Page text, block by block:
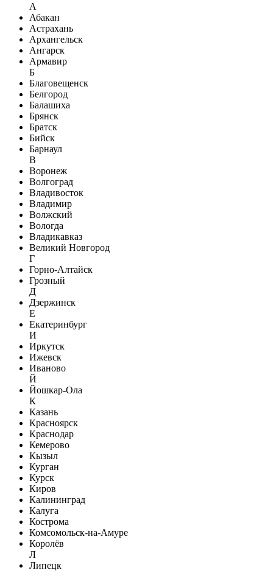
А
Абакан
Астрахань
Архангельск
Ангарск
Армавир
Б
Благовещенск
Белгород
Балашиха
Брянск
Братск
Бийск
Барнаул
В
Воронеж
Волгоград
Владивосток
Владимир
Волжский
Вологда
Владикавказ
Великий Новгород
Г
Горно-Алтайск
Грозный
Д
Дзержинск
Е
Екатеринбург
И
Иркутск
Ижевск
Иваново
Й
Йошкар-Ола
К
Казань
Красноярск
Краснодар
Кемерово
Кызыл
Курган
Курск
Киров
Калининград
Калуга
Кострома
Комсомольск-на-Амуре
Королёв
Л
Липецк